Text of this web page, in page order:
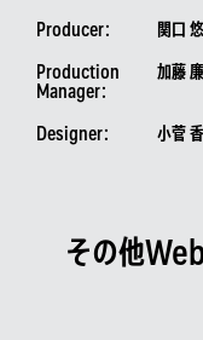
Producer： 関口
Production
Manager：
加藤
Designer： 小菅
その他